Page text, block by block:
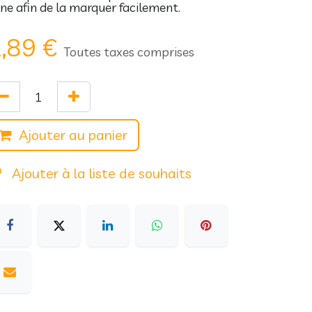
afin de la marquer facilement.
€ Toutes taxes comprises
Ajouter au panier
Ajouter à la liste de souhaits